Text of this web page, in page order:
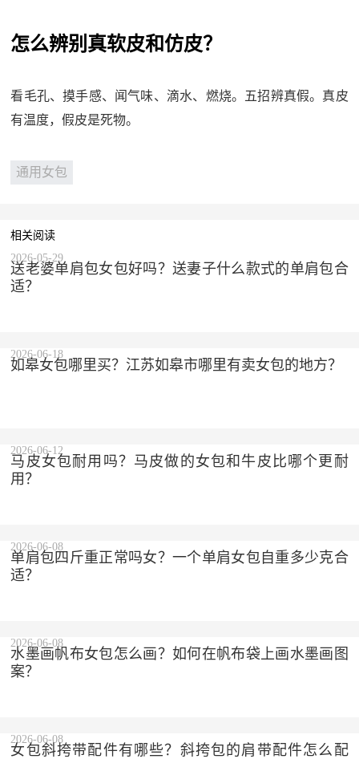
怎么辨别真软皮和仿皮？
看毛孔、摸手感、闻气味、滴水、燃烧。五招辨真假。真皮
有温度，假皮是死物。
通用女包
相关阅读
送老婆单肩包女包好吗？送妻子什么款式的单肩包合
适？
2026-05-29
如皋女包哪里买？江苏如皋市哪里有卖女包的地方？
2026-06-18
马皮女包耐用吗？马皮做的女包和牛皮比哪个更耐
用？
2026-06-12
单肩包四斤重正常吗女？一个单肩女包自重多少克合
适？
2026-06-08
水墨画帆布女包怎么画？如何在帆布袋上画水墨画图
案？
2026-06-08
女包斜挎带配件有哪些？斜挎包的肩带配件怎么配
2026-06-08